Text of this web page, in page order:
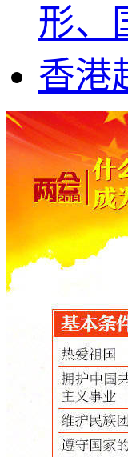
形、
香港